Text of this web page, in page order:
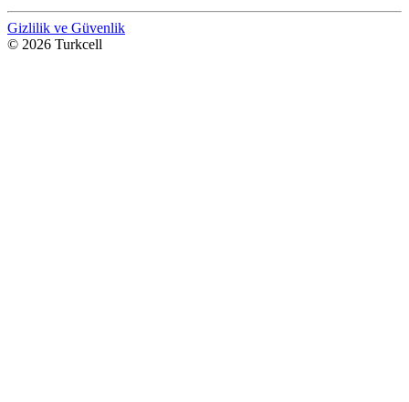
Gizlilik ve Güvenlik
© 2026 Turkcell